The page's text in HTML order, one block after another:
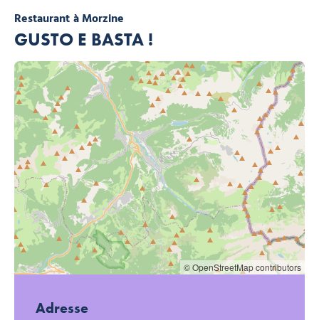
Restaurantà Morzine
GUSTO E BASTA !
© OpenStreetMap contributors
Adresse